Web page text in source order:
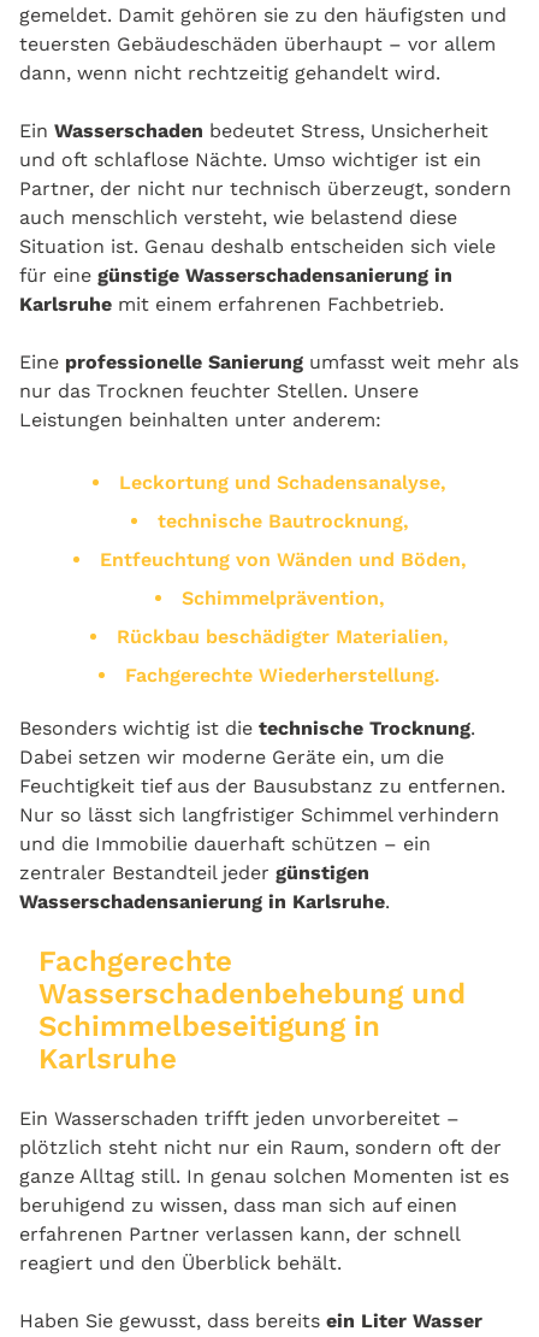
gemeldet. Damit gehören sie zu den häufigsten und
teuersten Gebäudeschäden überhaupt – vor allem
dann, wenn nicht rechtzeitig gehandelt wird.
Ein Wasserschaden bedeutet Stress, Unsicherheit
und oft schlaflose Nächte. Umso wichtiger ist ein
Partner, der nicht nur technisch überzeugt, sondern
auch menschlich versteht, wie belastend diese
Situation ist. Genau deshalb entscheiden sich viele
für eine günstige Wasserschadensanierung in
Karlsruhe mit einem erfahrenen Fachbetrieb.
Eine professionelle Sanierung umfasst weit mehr als
nur das Trocknen feuchter Stellen. Unsere
Leistungen beinhalten unter anderem:
Leckortung und Schadensanalyse,
technische Bautrocknung,
Entfeuchtung von Wänden und Böden,
Schimmelprävention,
Rückbau beschädigter Materialien,
Fachgerechte Wiederherstellung.
Besonders wichtig ist die technische Trocknung.
Dabei setzen wir moderne Geräte ein, um die
Feuchtigkeit tief aus der Bausubstanz zu entfernen.
Nur so lässt sich langfristiger Schimmel verhindern
und die Immobilie dauerhaft schützen – ein
zentraler Bestandteil jeder günstigen
Wasserschadensanierung in Karlsruhe.
Fachgerechte
Wasserschadenbehebung und
Schimmelbeseitigung in
Karlsruhe
Ein Wasserschaden trifft jeden unvorbereitet –
plötzlich steht nicht nur ein Raum, sondern oft der
ganze Alltag still. In genau solchen Momenten ist es
beruhigend zu wissen, dass man sich auf einen
erfahrenen Partner verlassen kann, der schnell
reagiert und den Überblick behält.
Haben Sie gewusst, dass bereits ein Liter Wasser